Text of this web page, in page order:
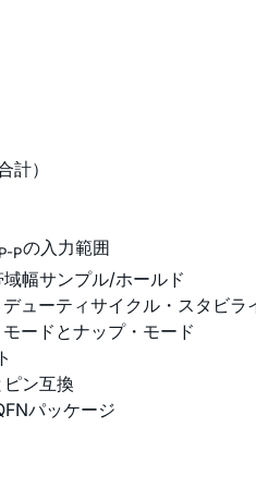
計）
P-Pの入力範囲
幅サンプル/ホールド
ューティサイクル・スタビラ
ードとナップ・モード
ン互換
パッケージ